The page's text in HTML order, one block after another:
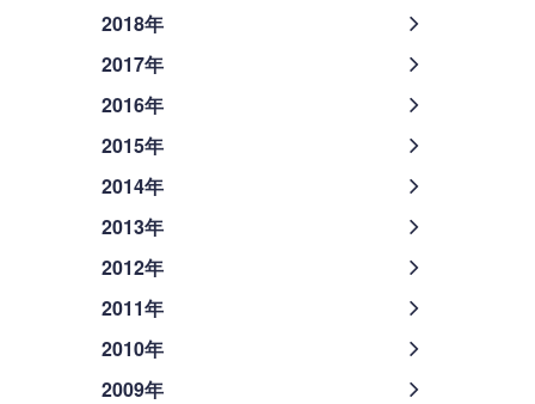
2018年
2017年
2016年
2015年
2014年
2013年
2012年
2011年
2010年
2009年